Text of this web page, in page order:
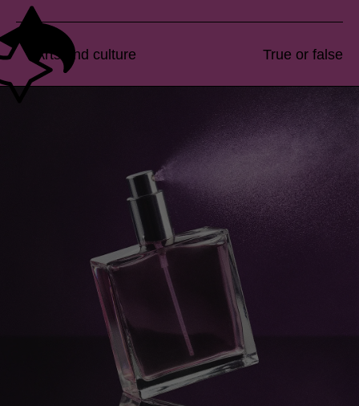
Arts and culture True or false